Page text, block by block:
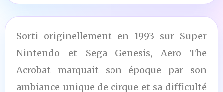
Sorti originellement en 1993 sur Super
Nintendo et Sega Genesis, Aero The
Acrobat marquait son époque par son
ambiance unique de cirque et sa difficulté